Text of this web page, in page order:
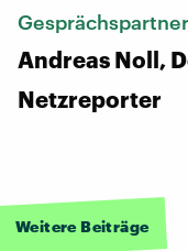
Andreas Noll,
Netzreporter
Weitere Beiträge